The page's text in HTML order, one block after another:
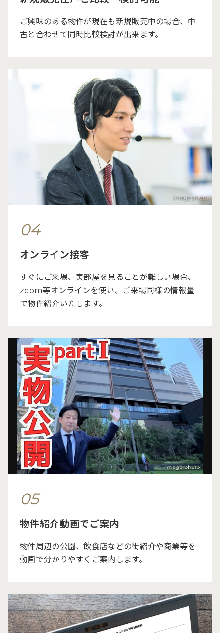
ご興味のある物件が現在も新規販売中の場合、中
古と合わせて同時比較検討が出来ます。
04
オンライン接客
すぐにご来場、実部屋を見ることが難しい場合、
zoom等オンラインを使い、ご来場同様の情報量
で物件紹介いたします。
05
物件紹介動画でご案内
物件周辺の公園、飲食店などの街紹介や商業等を
動画で分かりやすくご案内します。